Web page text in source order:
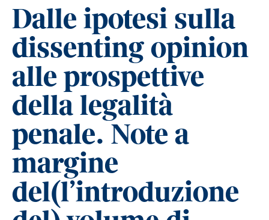
Dalle ipotesi sulla
dissenting opinion
alle prospettive
della legalità
penale. Note a
margine
del(l’introduzione